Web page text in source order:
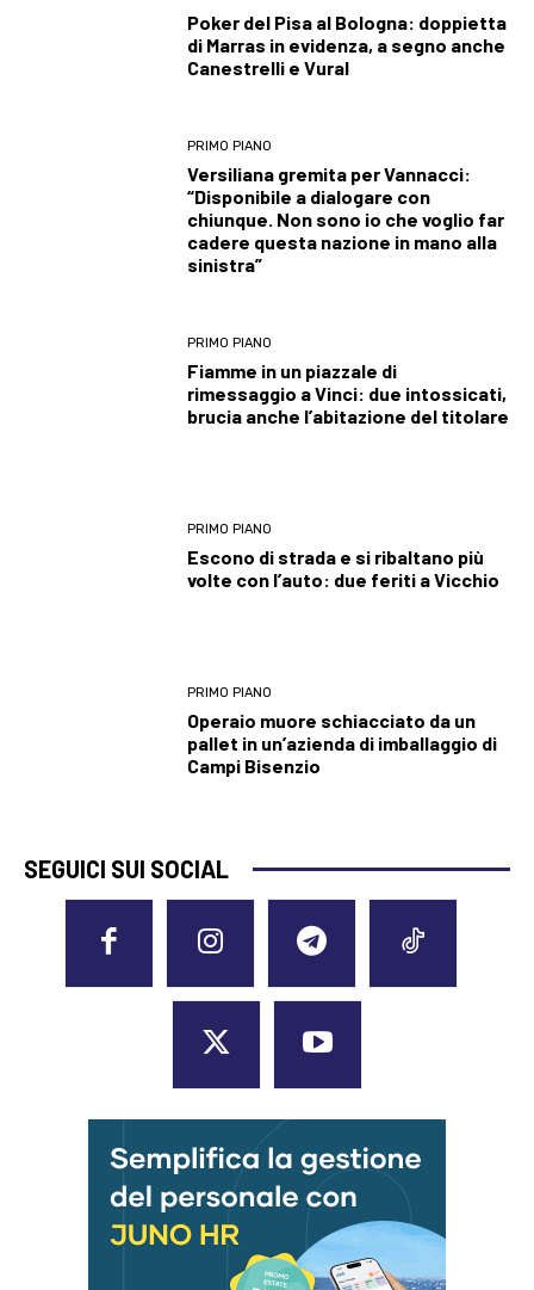
Poker del Pisa al Bologna: doppietta
di Marras in evidenza, a segno anche
Canestrelli e Vural
PRIMO PIANO
Versiliana gremita per Vannacci:
“Disponibile a dialogare con
chiunque. Non sono io che voglio far
cadere questa nazione in mano alla
sinistra”
PRIMO PIANO
Fiamme in un piazzale di
rimessaggio a Vinci: due intossicati,
brucia anche l’abitazione del titolare
PRIMO PIANO
Escono di strada e si ribaltano più
volte con l’auto: due feriti a Vicchio
PRIMO PIANO
Operaio muore schiacciato da un
pallet in un’azienda di imballaggio di
Campi Bisenzio
SEGUICI SUI SOCIAL